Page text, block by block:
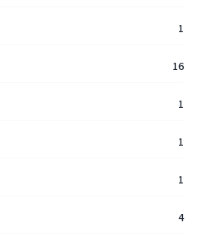
1
16
1
1
1
4